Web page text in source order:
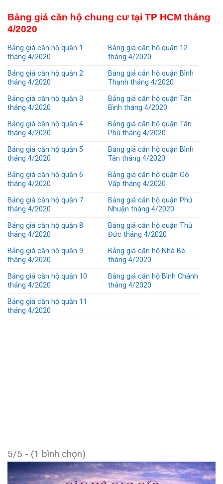
Bảng giá căn hộ chung cư tại TP HCM tháng
4/2020
Bảng giá căn hộ quận 1
tháng 4/2020
Bảng giá căn hộ quận 12
tháng 4/2020
Bảng giá căn hộ quận 2
tháng 4/2020
Bảng giá căn hộ quận Bình
Thạnh tháng 4/2020
Bảng giá căn hộ quận 3
tháng 4/2020
Bảng giá căn hộ quận Tân
Bình tháng 4/2020
Bảng giá căn hộ quận 4
tháng 4/2020
Bảng giá căn hộ quận Tân
Phú tháng 4/2020
Bảng giá căn hộ quận 5
tháng 4/2020
Bảng giá căn hộ quận Bình
Tân tháng 4/2020
Bảng giá căn hộ quận 6
tháng 4/2020
Bảng giá căn hộ quận Gò
Vấp tháng 4/2020
Bảng giá căn hộ quận 7
tháng 4/2020
Bảng giá căn hộ quận Phú
Nhuận tháng 4/2020
Bảng giá căn hộ quận 8
tháng 4/2020
Bảng giá căn hộ quận Thủ
Đức tháng 4/2020
Bảng giá căn hộ quận 9
tháng 4/2020
Bảng giá căn hộ Nhà Bè
tháng 4/2020
Bảng giá căn hộ quận 10
tháng 4/2020
Bảng giá căn hộ Bình Chánh
tháng 4/2020
Bảng giá căn hộ quận 11
tháng 4/2020
5/5 - (1 bình chọn)